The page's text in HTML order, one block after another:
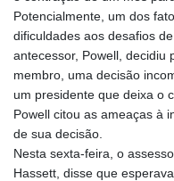
Potencialmente, um dos
dificuldades aos desafios
antecessor, Powell, decidiu
membro, uma decisão
um presidente que deixa o
Powell citou as ameaças à
de sua decisão.
Nesta sexta-feira, o
Hassett, disse que